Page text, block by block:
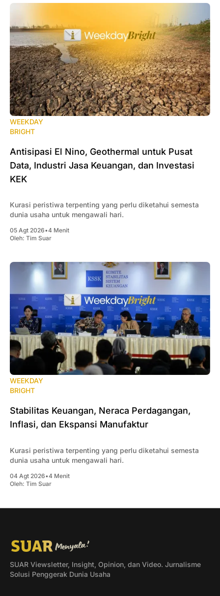
WEEKDAY
BRIGHT
Antisipasi El Nino, Geothermal untuk Pusat
Data, Industri Jasa Keuangan, dan Investasi
KEK
Kurasi peristiwa terpenting yang perlu diketahui semesta
dunia usaha untuk mengawali hari.
05 Agt 2026•4 Menit
Oleh: Tim Suar
WEEKDAY
BRIGHT
Stabilitas Keuangan, Neraca Perdagangan,
Inflasi, dan Ekspansi Manufaktur
Kurasi peristiwa terpenting yang perlu diketahui semesta
dunia usaha untuk mengawali hari.
04 Agt 2026•4 Menit
Oleh: Tim Suar
SUAR Viewsletter, Insight, Opinion, dan Video. Jurnalisme
Solusi Penggerak Dunia Usaha